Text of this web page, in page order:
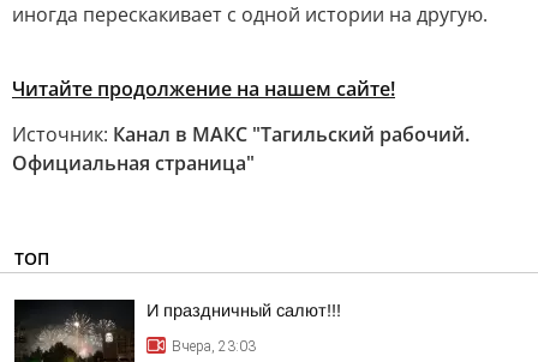
иногда перескакивает с одной истории на другую.
Читайте продолжение на нашем сайте!
Источник: Канал в МАКС "Тагильский рабочий.
Официальная страница"
ТОП
И праздничный салют!!!
Вчера, 23:03